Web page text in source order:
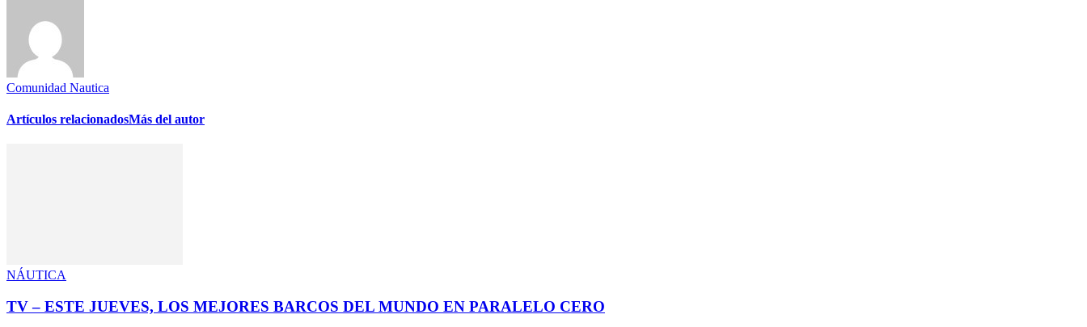
Comunidad Nautica
Artículos relacionadosMás del autor
NÁUTICA
TV – ESTE JUEVES, LOS MEJORES BARCOS DEL MUNDO EN PARALELO CERO